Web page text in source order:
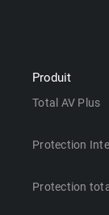
Produit
Total AV Plus
Protection
Protection